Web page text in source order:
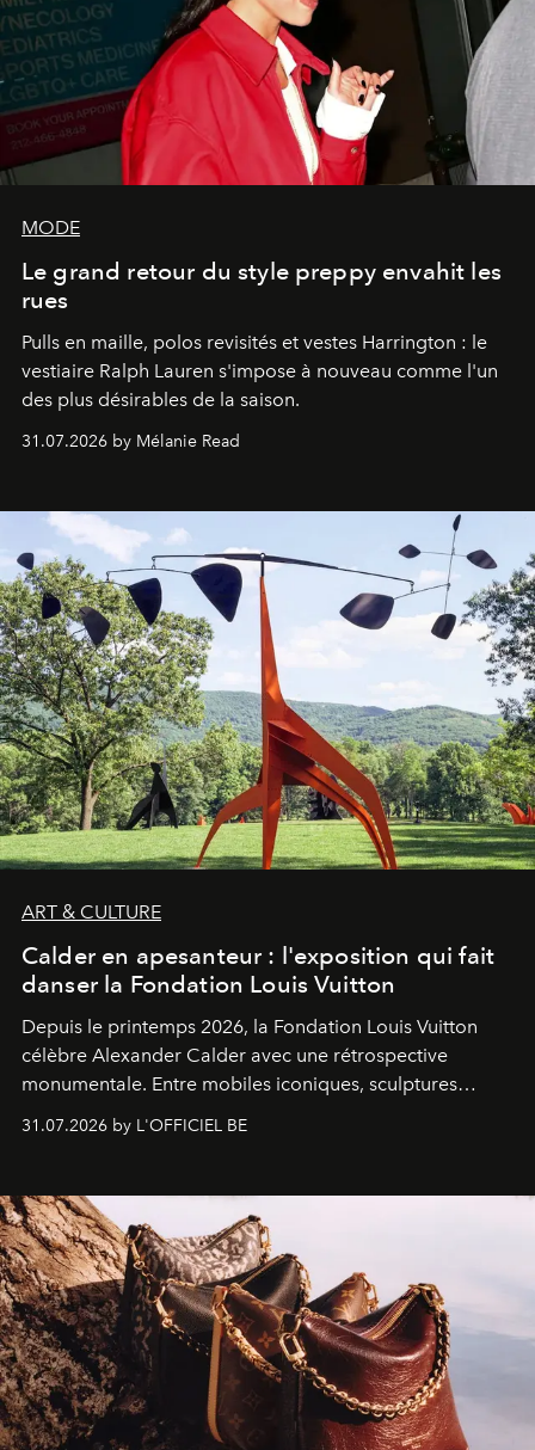
MODE
Le grand retour du style preppy envahit les
rues
Pulls en maille, polos revisités et vestes Harrington : le
vestiaire Ralph Lauren s'impose à nouveau comme l'un
des plus désirables de la saison.
31.07.2026 by Mélanie Read
ART & CULTURE
Calder en apesanteur : l'exposition qui fait
danser la Fondation Louis Vuitton
Depuis le printemps 2026, la Fondation Louis Vuitton
célèbre Alexander Calder avec une rétrospective
monumentale. Entre mobiles iconiques, sculptures
monumentales et poésie du mouvement, l'artiste
américain investit les espaces imaginés par Frank Gehry
sculpture.
31.07.2026 by L'OFFICIEL BE